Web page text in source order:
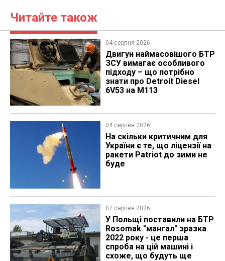
Читайте також
04 серпня 2026
​Двигун наймасовішого БТР
ЗСУ вимагає особливого
підходу – що потрібно
знати про Detroit Diesel
6V53 на M113
04 серпня 2026
На скільки критичним для
України є те, що ліцензії на
ракети Patriot до зими не
буде
07 серпня 2026
У Польщі поставили на БТР
Rosomak "мангал" зразка
2022 року - це перша
спроба на цій машині і
схоже, що будуть ще